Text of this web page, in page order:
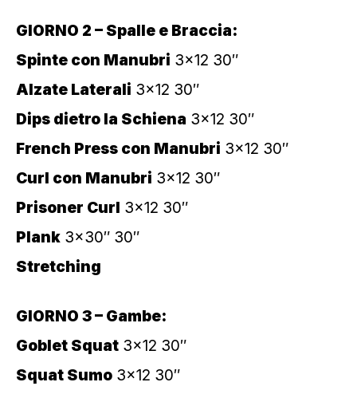
GIORNO 2 – Spalle e Braccia:
Spinte con Manubri 3×12 30″
Alzate Laterali 3×12 30″
Dips dietro la Schiena 3×12 30″
French Press con Manubri 3×12 30″
Curl con Manubri 3×12 30″
Prisoner Curl 3×12 30″
Plank 3×30″ 30″
Stretching
GIORNO 3 – Gambe:
Goblet Squat 3×12 30″
Squat Sumo 3×12 30″